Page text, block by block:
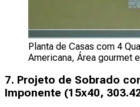
Planta de Casas com 4
Americana, Área gourmet
7. Projeto de Sobrado
Imponente (15x40,